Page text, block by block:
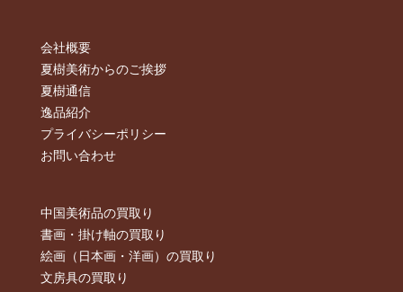
会社概要
夏樹美術からのご挨拶
夏樹通信
逸品紹介
プライバシーポリシー
お問い合わせ
中国美術品の買取り
書画・掛け軸の買取り
絵画（日本画・洋画）の買取り
文房具の買取り